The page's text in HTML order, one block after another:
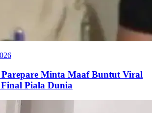
Minta Maaf Buntut Viral
Piala Dunia